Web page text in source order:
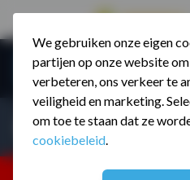
We gebruiken onze eigen
partijen op onze website
verbeteren, ons verkeer te
veiligheid en marketing.
om toe te staan dat ze
cookiebeleid.
Ga naar de inhoud
Menu
Producten zoeken...
25% korting ivm